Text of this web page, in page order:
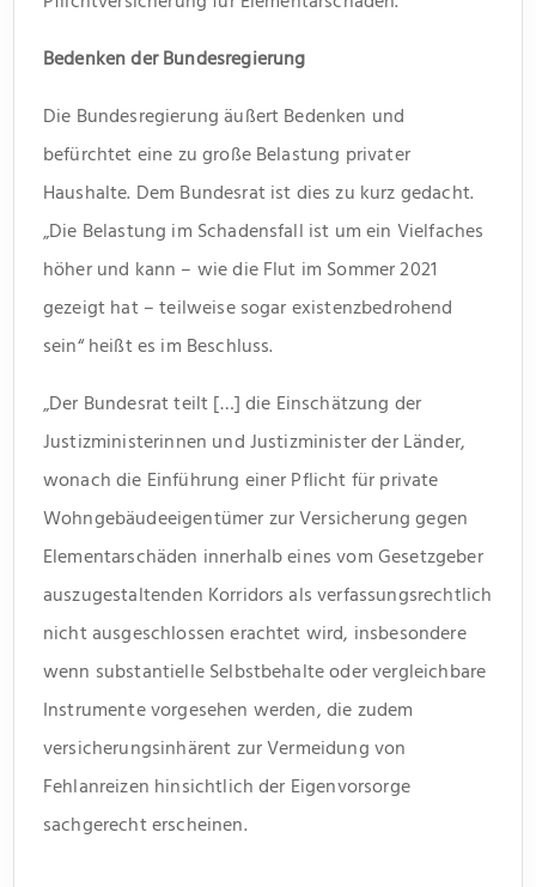
Bedenken der Bundesregierung
Die Bundesregierung äußert Bedenken und
befürchtet eine zu große Belastung privater
Haushalte. Dem Bundesrat ist dies zu kurz gedacht.
„Die Belastung im Schadensfall ist um ein Vielfaches
höher und kann – wie die Flut im Sommer 2021
gezeigt hat – teilweise sogar existenzbedrohend
sein“ heißt es im Beschluss.
„Der Bundesrat teilt […] die Einschätzung der
Justizministerinnen und Justizminister der Länder,
wonach die Einführung einer Pflicht für private
Wohngebäudeeigentümer zur Versicherung gegen
Elementarschäden innerhalb eines vom Gesetzgeber
auszugestaltenden Korridors als verfassungsrechtlich
nicht ausgeschlossen erachtet wird, insbesondere
wenn substantielle Selbstbehalte oder vergleichbare
Instrumente vorgesehen werden, die zudem
versicherungsinhärent zur Vermeidung von
Fehlanreizen hinsichtlich der Eigenvorsorge
sachgerecht erscheinen.